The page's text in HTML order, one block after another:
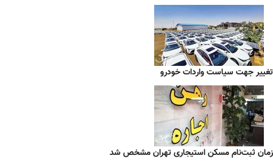
تغییر جهت سیاست واردات خودرو
زمان ثبت‌نام مسکن استیجاری تهران مشخص شد